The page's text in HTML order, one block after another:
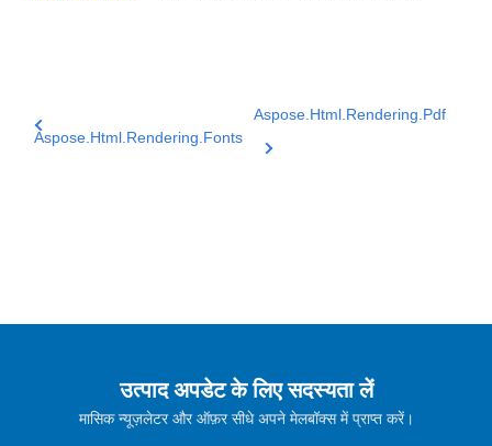
Aspose.Html.Rendering.Fonts
Aspose.Html.Rendering.Pdf
उत्पाद अपडेट के लिए सदस्यता लें
मासिक न्यूज़लेटर और ऑफ़र सीधे अपने मेलबॉक्स में प्राप्त करें।